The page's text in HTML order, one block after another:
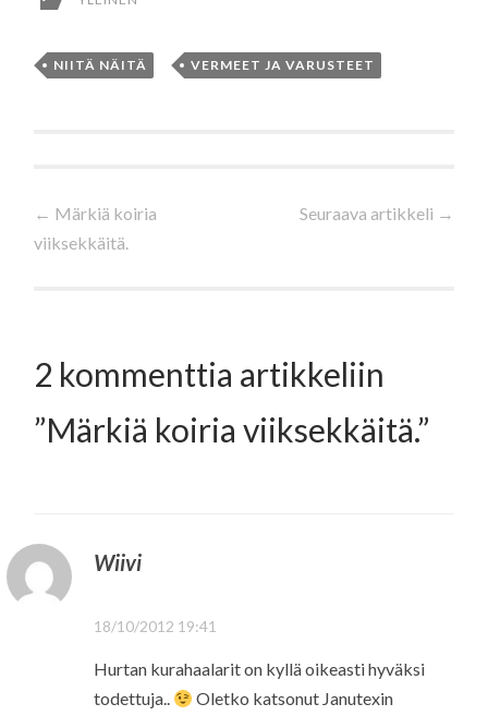
NIITÄ NÄITÄ , VERMEET JA VARUSTEET
Artikkelien
← Märkiä koiria
viiksekkäitä.
Seuraava artikkeli →
2 kommenttia artikkeliin
”Märkiä koiria viiksekkäitä.”
Wiivi
18/10/2012 19:41
Hurtan kurahaalarit on kyllä oikeasti hyväksi
todettuja..
Oletko katsonut Janutexin